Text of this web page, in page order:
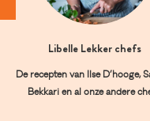
Libelle Lekker chefs
De recepten van Ilse D’hooge,
Bekkari en al onze andere